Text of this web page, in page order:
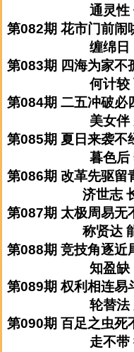
通灵性
第082期 花市门前闹
缠绵日
第083期 四海为家不
何计较
第084期 二五冲破必
美女伴
第085期 夏日来袭不
暮色后
第086期 改革先驱留
济世志
第087期 太极周易无
称贤达
第088期 竞技角逐近
知盈缺
第089期 权利相连易
轮替法
第090期 百足之虫死
走不带